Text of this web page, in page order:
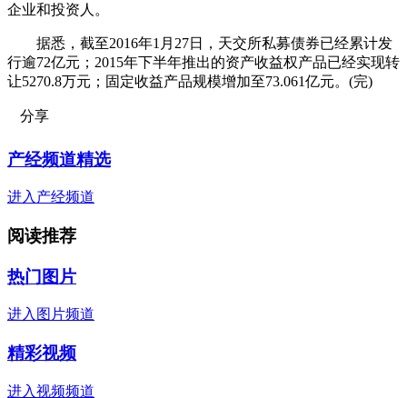
企业和投资人。
据悉，截至2016年1月27日，天交所私募债券已经累计发
行逾72亿元；2015年下半年推出的资产收益权产品已经实现转
让5270.8万元；固定收益产品规模增加至73.061亿元。(完)
分享
产经频道精选
进入产经频道
阅读推荐
热门图片
进入图片频道
精彩视频
进入视频频道